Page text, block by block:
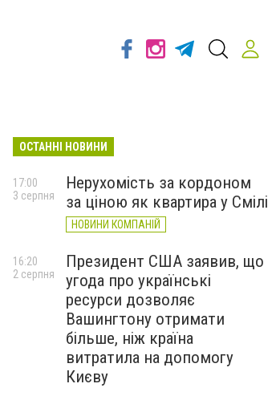
ОСТАННІ НОВИНИ
Нерухомість за кордоном
за ціною як квартира у Смілі
НОВИНИ КОМПАНІЙ
17:00
3 серпня
Президент США заявив, що
угода про українські
ресурси дозволяє
Вашингтону отримати
більше, ніж країна
витратила на допомогу
Києву
16:20
2 серпня